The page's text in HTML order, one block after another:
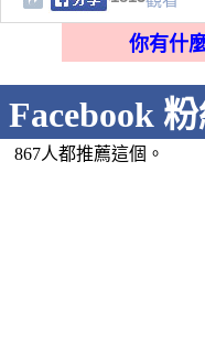
你有什
Facebook
867人都推薦這個。